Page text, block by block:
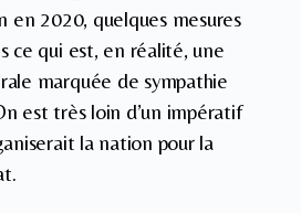
en 2020, quelques mesures
ce qui est, en réalité, une
marquée de sympathie
est très loin d’un impératif
la nation pour la